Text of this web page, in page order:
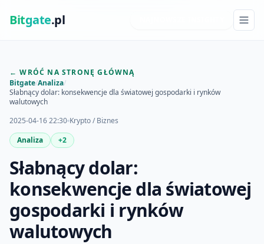
Bitgate.pl
← WRÓĆ NA STRONĘ GŁÓWNĄ
Bitgate/Analiza/
Słabnący dolar: konsekwencje dla światowej gospodarki i rynków
walutowych
2025-04-16 22:30 Krypto / Biznes
Analiza
+2
Słabnący dolar:
konsekwencje dla światowej
gospodarki i rynków
walutowych